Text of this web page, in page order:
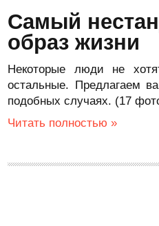
Самый
образ жизни
Некоторые люди не
остальные. Предлагаем
подобных случаях. (17
Читать полностью »